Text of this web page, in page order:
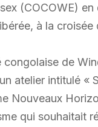
(COCOWE)
à la
de
atelier intitulé
Nouveaux
qui souhaitait